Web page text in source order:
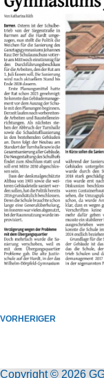
VORHERIGER
Copyright © 2026